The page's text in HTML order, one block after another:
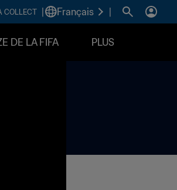
COLLECT Français
DE LA FIFA PLUS